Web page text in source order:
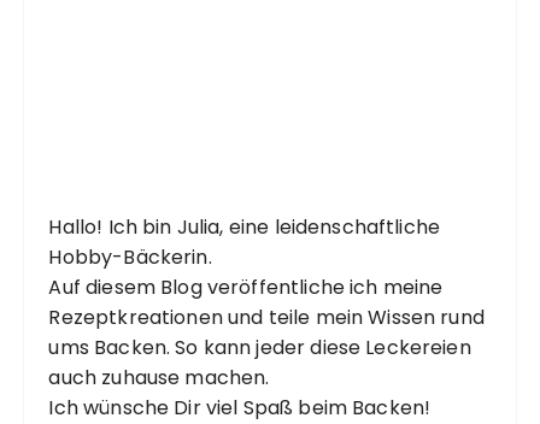
Hallo! Ich bin Julia, eine leidenschaftliche
Hobby-Bäckerin.
Auf diesem Blog veröffentliche ich meine
Rezeptkreationen und teile mein Wissen rund
ums Backen. So kann jeder diese Leckereien
auch zuhause machen.
Ich wünsche Dir viel Spaß beim Backen!